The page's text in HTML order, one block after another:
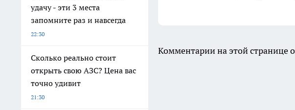
удачу - эти 3 места
запомните раз и навсегда
22:30
Сколько реально стоит
открыть свою АЗС? Цена вас
точно удивит
21:30
Комментарии на этой странице